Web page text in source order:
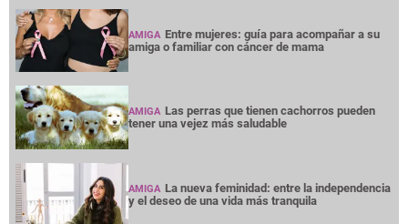
AMIGA Entre mujeres: guía para acompañar a su
amiga o familiar con cáncer de mama
AMIGA Las perras que tienen cachorros pueden
tener una vejez más saludable
AMIGA La nueva feminidad: entre la independencia
y el deseo de una vida más tranquila